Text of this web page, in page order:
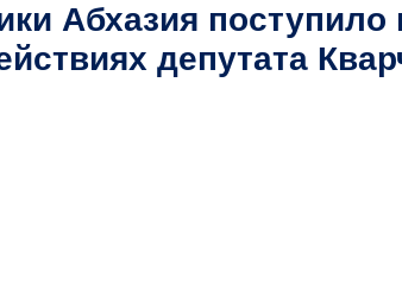
Абхазия поступило
депутата